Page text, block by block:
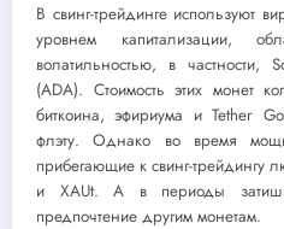
В свинг-трейдинге используют
уровнем капитализации,
волатильностью, в частности,
(ADA). Стоимость этих монет
биткоина, эфириума и Tether
флэту. Однако во время
прибегающие к свинг-трейдингу
и XAUt. А в периоды
предпочтение другим монетам.